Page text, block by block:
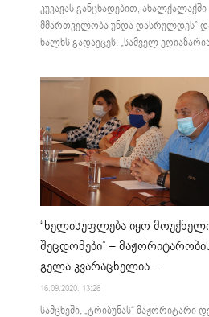
კუკავას განცხადებით,
მმართველობა უნდა დასრულდეს”
ხალხს გადაეცეს. „სამველ
“ხელისუფლება იყო
შეცდომები” –
გელა კვარაცხელია...
16.09.2020. 13:26
სამცხეში, „ტრიბუნას“ მაჟორიტარი